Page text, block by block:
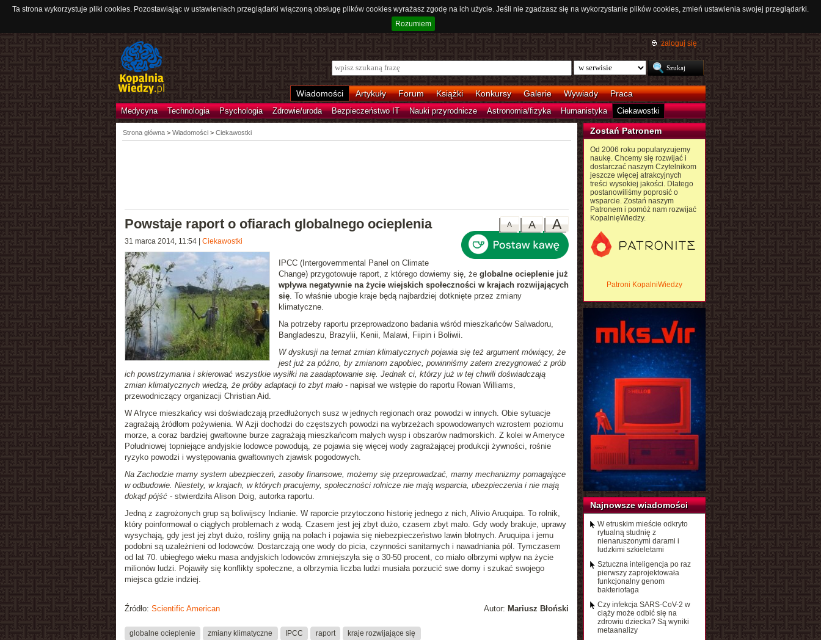
Ta strona wykorzystuje pliki cookies. Pozostawiając w ustawieniach przeglądarki włączoną obsługę plików cookies wyrażasz zgodę na ich użycie. Jeśli nie zgadzasz się na wykorzystanie plików cookies, zmień ustawienia swojej przeglądarki.
Rozumiem
zaloguj się
Wiadomości Artykuły Forum Książki Konkursy Galerie Wywiady Praca
Medycyna Technologia Psychologia Zdrowie/uroda Bezpieczeństwo IT Nauki przyrodnicze Astronomia/fizyka Humanistyka Ciekawostki
Strona główna> Wiadomości > Ciekawostki
A
A
A
Powstaje raport o ofiarach globalnego ocieplenia
31 marca 2014, 11:54| Ciekawostki
IPCC (Intergovernmental Panel on Climate
Change) przygotowuje raport, z którego dowiemy się, że globalne ocieplenie już
wpływa negatywnie na życie wiejskich społeczności w krajach rozwijających
się. To właśnie ubogie kraje będą najbardziej dotknięte przez zmiany
klimatyczne.
Na potrzeby raportu przeprowadzono badania wśród mieszkańców Salwadoru,
Bangladeszu, Brazylii, Kenii, Malawi, Fiipin i Boliwii.
W dyskusji na temat zmian klimatycznych pojawia się też argument mówiący, że
jest już za późno, by zmianom zapobiec, powinniśmy zatem zrezygnować z prób
ich powstrzymania i skierować wszystkie wysiłki na zaadaptowanie się. Jednak ci, którzy już w tej chwili doświadczają
zmian klimatycznych wiedzą, że próby adaptacji to zbyt mało- napisał we wstępie do raportu Rowan Williams,
przewodniczący organizacji Christian Aid.
W Afryce mieszkańcy wsi doświadczają przedłużonych susz w jednych regionach oraz powodzi w innych. Obie sytuacje
zagrażają źródłom pożywienia. W Azji dochodzi do częstszych powodzi na wybrzeżach spowodowanych wzrostem poziomu
morze, a coraz bardziej gwałtowne burze zagrażają mieszkańcom małych wysp i obszarów nadmorskich. Z kolei w Ameryce
Południowej topniejące andyjskie lodowce powodują, ze pojawia się więcej wody zagrażającej produkcji żywności, rośnie
ryzyko powodzi i występowania gwałtownych zjawisk pogodowych.
Na Zachodzie mamy system ubezpieczeń, zasoby finansowe, możemy się przeprowadzać, mamy mechanizmy pomagające
w odbudowie. Niestety, w krajach, w których pracujemy, społeczności rolnicze nie mają wsparcia, ubezpieczenia i nie mają
dokąd pójść- stwierdziła Alison Doig, autorka raportu.
Jedną z zagrożonych grup są boliwijscy Indianie. W raporcie przytoczono historię jednego z nich, Alivio Aruquipa. To rolnik,
który poinformował o ciągłych problemach z wodą. Czasem jest jej zbyt dużo, czasem zbyt mało. Gdy wody brakuje, uprawy
wysychają, gdy jest jej zbyt dużo, rośliny gniją na polach i pojawia się niebezpieczeństwo lawin błotnych. Aruquipa i jemu
podobni są uzależnieni od lodowców. Dostarczają one wody do picia, czynności sanitarnych i nawadniania pól. Tymczasem
od lat 70. ubiegłego wieku masa andyjskich lodowców zmniejszyła się o 30-50 procent, co miało olbrzymi wpływ na życie
milionów ludzi. Pojawiły się konflikty społeczne, a olbrzymia liczba ludzi musiała porzucić swe domy i szukać swojego
miejsca gdzie indziej.
Autor: Mariusz Błoński
Źródło: Scientific American
globalne ocieplenie zmiany klimatyczne IPCC raport kraje rozwijające się
Zostań Patronem
Od 2006 roku popularyzujemy
naukę. Chcemy się rozwijać i
dostarczać naszym Czytelnikom
jeszcze więcej atrakcyjnych
treści wysokiej jakości. Dlatego
postanowiliśmy poprosić o
wsparcie. Zostań naszym
Patronem i pomóż nam rozwijać
KopalnięWiedzy.
Patroni KopalniWiedzy
Najnowsze wiadomości
W etruskim mieście odkryto
rytualną studnię z
nienaruszonymi darami i
ludzkimi szkieletami
Sztuczna inteligencja po raz
pierwszy zaprojektowała
funkcjonalny genom
bakteriofaga
Czy infekcja SARS-CoV-2 w
ciąży może odbić się na
zdrowiu dziecka? Są wyniki
metaanalizy